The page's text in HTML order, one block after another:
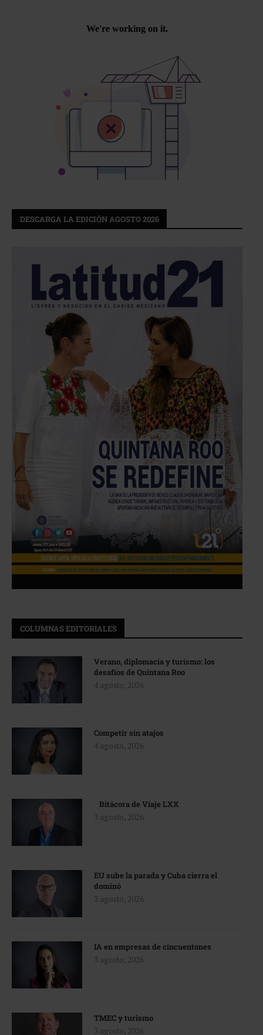
DESCARGA LA EDICIÓN AGOSTO 2026
COLUMNAS EDITORIALES
Verano, diplomacia y turismo: los
desafíos de Quintana Roo
4 agosto, 2026
Competir sin atajos
4 agosto, 2026
Bitácora de Viaje LXX
3 agosto, 2026
EU sube la parada y Cuba cierra el
dominó
3 agosto, 2026
IA en empresas de cincuentones
3 agosto, 2026
TMEC y turismo
3 agosto, 2026